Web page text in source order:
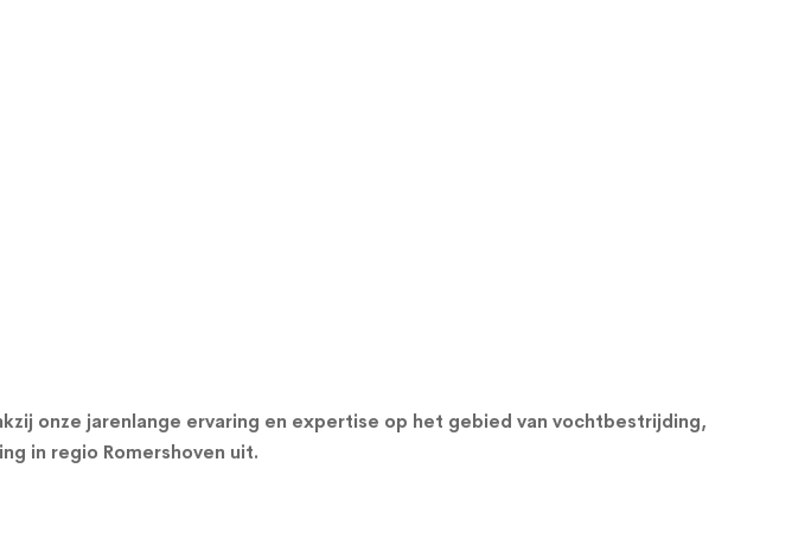
onze jarenlange ervaring en expertise op het gebied van vochtbestrijding,
in regio Romershoven uit.